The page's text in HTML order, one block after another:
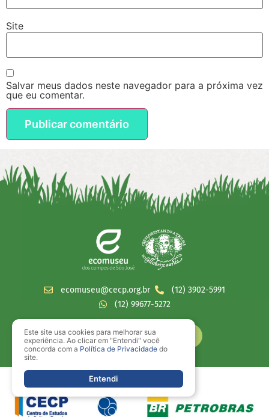
Site
Salvar meus dados neste navegador para a próxima vez
que eu comentar.
ecomuseu@cecp.org.br
(12) 3902-5991
(12) 99677-5272
Este site usa cookies para melhorar sua
experiência. Ao clicar em "Entendi" você
concorda com a Política de Privacidade do
site.
Entendi